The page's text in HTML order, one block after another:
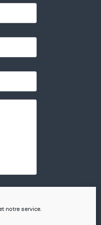
notre service.